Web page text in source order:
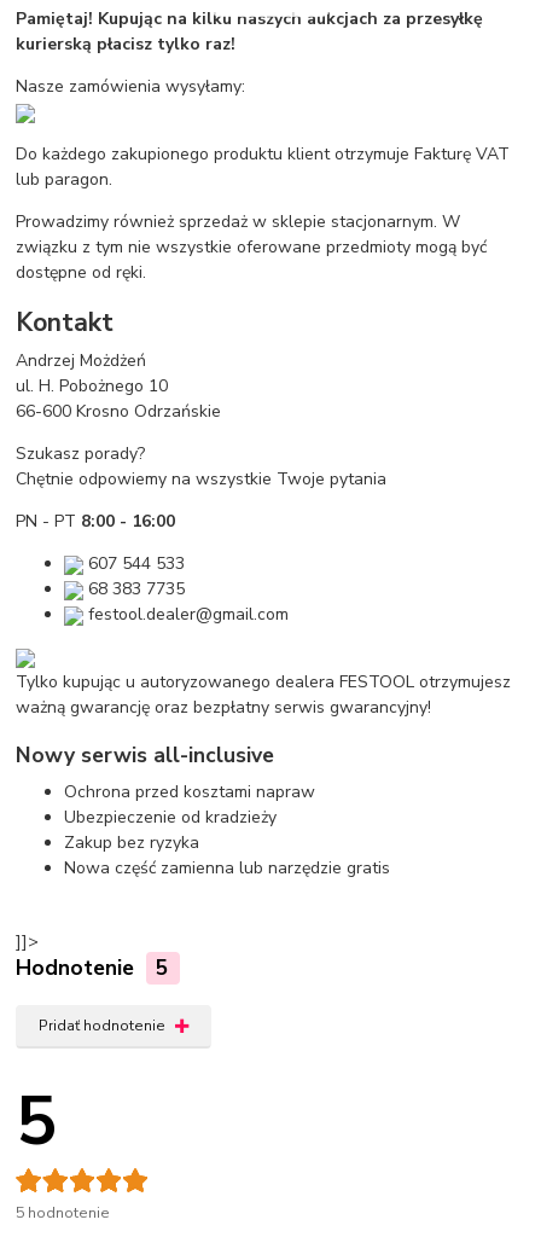
Pamiętaj! Kupując na kilku naszych aukcjach za przesyłkę
kurierską płacisz tylko raz!
Nasze zamówienia wysyłamy:
Do każdego zakupionego produktu klient otrzymuje Fakturę VAT
lub paragon.
Prowadzimy również sprzedaż w sklepie stacjonarnym. W
związku z tym nie wszystkie oferowane przedmioty mogą być
dostępne od ręki.
Kontakt
Andrzej Możdżeń
ul. H. Pobożnego 10
66-600 Krosno Odrzańskie
Szukasz porady?
Chętnie odpowiemy na wszystkie Twoje pytania
PN - PT 8:00 - 16:00
607 544 533
68 383 7735
festool.dealer@gmail.com
Tylko kupując u autoryzowanego dealera FESTOOL otrzymujesz
ważną gwarancję oraz bezpłatny serwis gwarancyjny!
Nowy serwis all-inclusive
Ochrona przed kosztami napraw
Ubezpieczenie od kradzieży
Zakup bez ryzyka
Nowa część zamienna lub narzędzie gratis
]]>
Hodnotenie 5
Pridať hodnotenie
5
5 hodnotenie